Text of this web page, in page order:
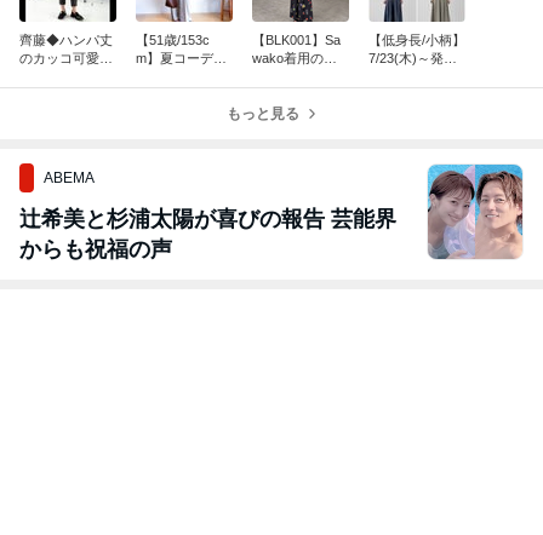
齊藤◆ハンパ丈
のカッコ可愛い
【51歳/153c
m】夏コーデの
【BLK001】Sa
wako着用のワ
【低身長/小柄】
7/23(木)～発売
もっと見る
ABEMA
辻希美と杉浦太陽が喜びの報告 芸能界
からも祝福の声